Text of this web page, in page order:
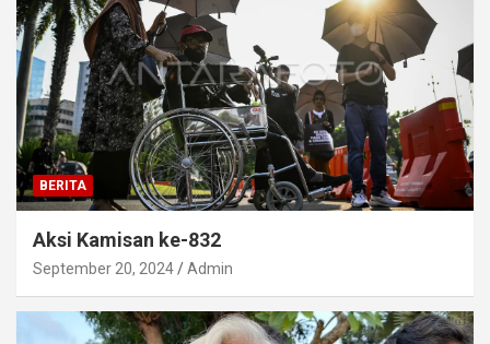
BERITA
Aksi Kamisan ke-832
September 20, 2024 Admin